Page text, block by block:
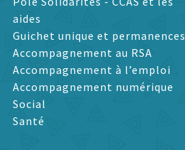
aides
Guichet unique et permanences
Accompagnement au RSA
Accompagnement à l’emploi
Accompagnement numérique
Social
Santé